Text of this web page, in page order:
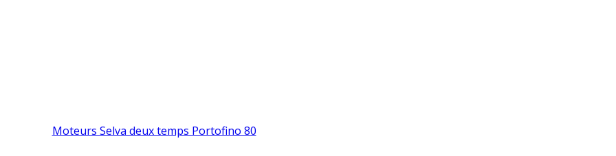
Moteurs Selva deux temps Portofino 80